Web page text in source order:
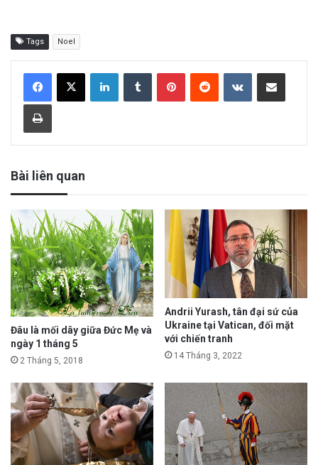
Tags Noel
Bài liên quan
Đâu là mối dây giữa Đức Mẹ và
ngày 1 tháng 5
2 Tháng 5, 2018
Andrii Yurash, tân đại sứ của
Ukraine tại Vatican, đối mặt
với chiến tranh
14 Tháng 3, 2022